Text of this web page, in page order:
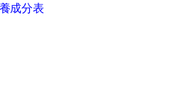
成分表